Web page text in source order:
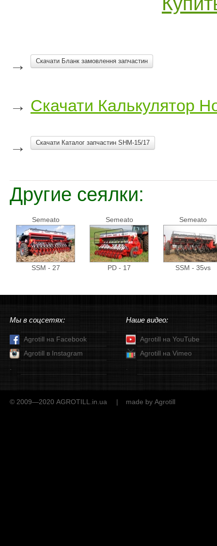
→ Скачати Бланк замовлення запчастин
→ Скачати Калькулятор
→ Скачати Каталог запчастин SHM-15/17
Другие сеялки:
Semeato
SSМ - 27
Semeato
PD - 17
Semeato
SSМ - 35vs
Мы в соцсетях:
Аgrotill на Facebook
Аgrotill в Instagram
.
Наше видео:
Аgrotill на YouTube
Agrotill на Vimeo
.
© 2009—2020 AGROTILL.in.ua | made by Agrotill